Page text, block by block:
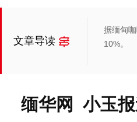
文章导读
据缅甸
10%。
缅华网 小玉